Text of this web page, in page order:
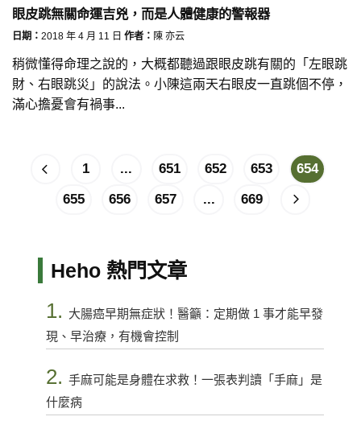
眼皮跳無關命運吉兇，而是人體健康的警報器
日期： 2018 年 4 月 11 日 作者： 陳 亦云
稍微懂得命理之說的，大概都聽過跟眼皮跳有關的「左眼跳
財、右眼跳災」的說法。小陳這兩天右眼皮一直跳個不停，
滿心擔憂會有禍事...
1 ... 651 652 653
654
655
656 657 ... 669
Heho 熱門文章
1. 大腸癌早期無症狀！醫籲：定期做 1 事才能早發
現、早治療，有機會控制
2. 手麻可能是身體在求救！一張表判讀「手麻」是
什麼病